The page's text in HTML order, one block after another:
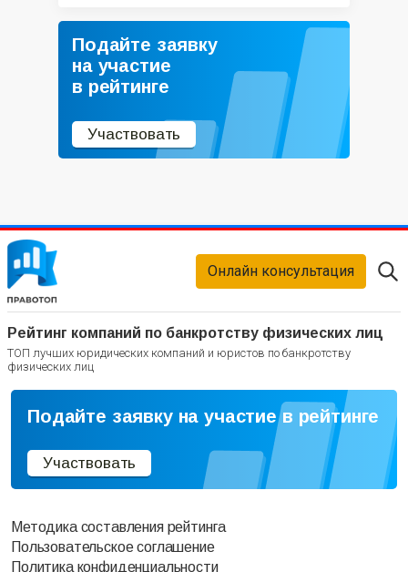
Подайте заявку
на участие
в рейтинге
Участвовать
Рейтинг компаний по банкротству физических лиц
ТОП лучших юридических компаний и юристов по банкротству
физических лиц
Онлайн консультация
Подайте заявку на участие в рейтинге
Участвовать
Методика составления рейтинга
Пользовательское соглашение
Политика конфиденциальности